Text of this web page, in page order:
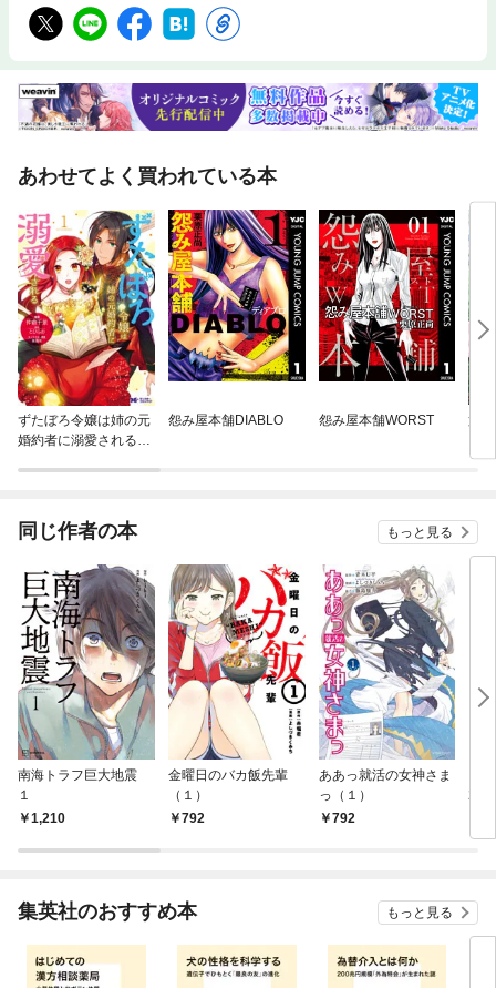
あわせてよく買われている本
ずたぼろ令嬢は姉の元
婚約者に溺愛される
怨み屋本舗DIABLO 怨み屋本舗WORST
第3
同じ作者の本 もっと見る
南海トラフ巨大地震
１
1,210
金曜日のバカ飯先輩
（１）
792
ああっ就活の女神さま
っ（１）
792
2月
集英社のおすすめ本 もっと見る